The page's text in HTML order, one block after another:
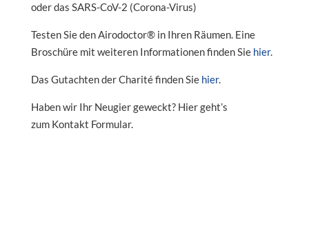
oder das SARS-CoV-2 (Corona-Virus)
Testen Sie den Airodoctor® in Ihren Räumen. Eine
Broschüre mit weiteren Informationen finden Sie hier.
Das Gutachten der Charité finden Sie hier.
Haben wir Ihr Neugier geweckt? Hier geht’s
zum Kontakt Formular.